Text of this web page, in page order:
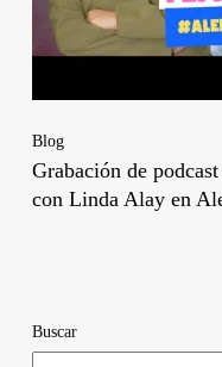
Blog
Grabación de
con Linda Alay en
Buscar